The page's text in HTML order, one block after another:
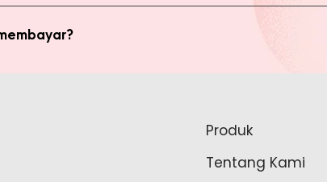
MMB. Tetapi ada keuntungan yang bisa Anda
Member, apa yang harus saya lakukan?
untuk proses pembaruan data sebelum Anda memulai
Produk
Tentang Kami